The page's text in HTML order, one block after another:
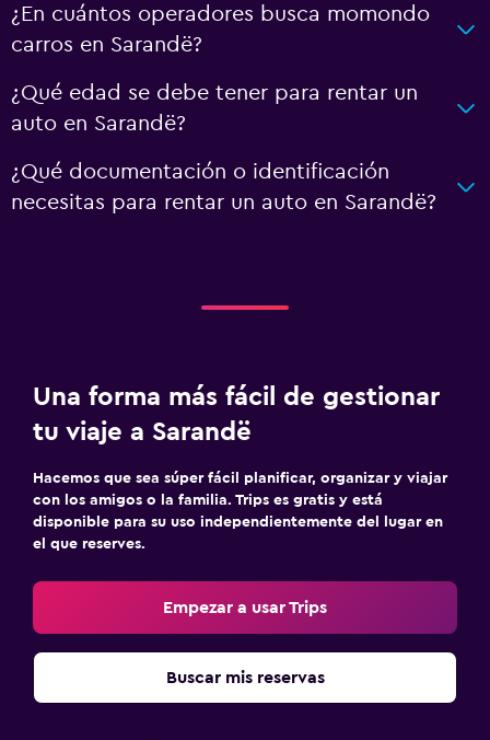
¿En cuántos operadores busca momondo
carros en Sarandë?
¿Qué edad se debe tener para rentar un
auto en Sarandë?
¿Qué documentación o identificación
necesitas para rentar un auto en Sarandë?
Una forma más fácil de gestionar
tu viaje a Sarandë
Hacemos que sea súper fácil planificar, organizar y viajar
con los amigos o la familia. Trips es gratis y está
disponible para su uso independientemente del lugar en
el que reserves.
Empezar a usar Trips
Buscar mis reservas